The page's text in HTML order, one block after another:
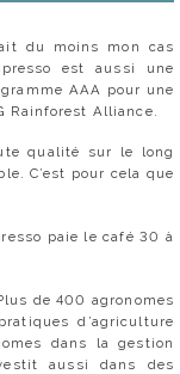
du moins mon cas
est aussi une
AAA pour une
Rainforest Alliance.
qualité sur le long
C’est pour cela que
paie le café 30 à
de 400 agronomes
d’agriculture
dans la gestion
aussi dans des